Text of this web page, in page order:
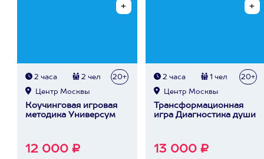
2 часа 2 чел 20+
Центр Москвы
Коучинговая игровая
методика Универсум
12 000 ₽
2 часа 1 чел 20+
Центр Москвы
Трансформационная
игра Диагностика души
13 000 ₽